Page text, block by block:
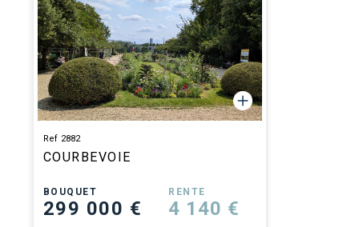
Ref 2882
COURBEVOIE
BOUQUET
299 000 €
RENTE
4 140 €